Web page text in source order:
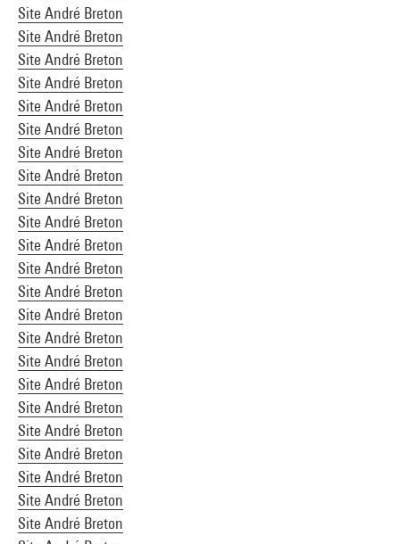
Site André Breton
Site André Breton
Site André Breton
Site André Breton
Site André Breton
Site André Breton
Site André Breton
Site André Breton
Site André Breton
Site André Breton
Site André Breton
Site André Breton
Site André Breton
Site André Breton
Site André Breton
Site André Breton
Site André Breton
Site André Breton
Site André Breton
Site André Breton
Site André Breton
Site André Breton
Site André Breton